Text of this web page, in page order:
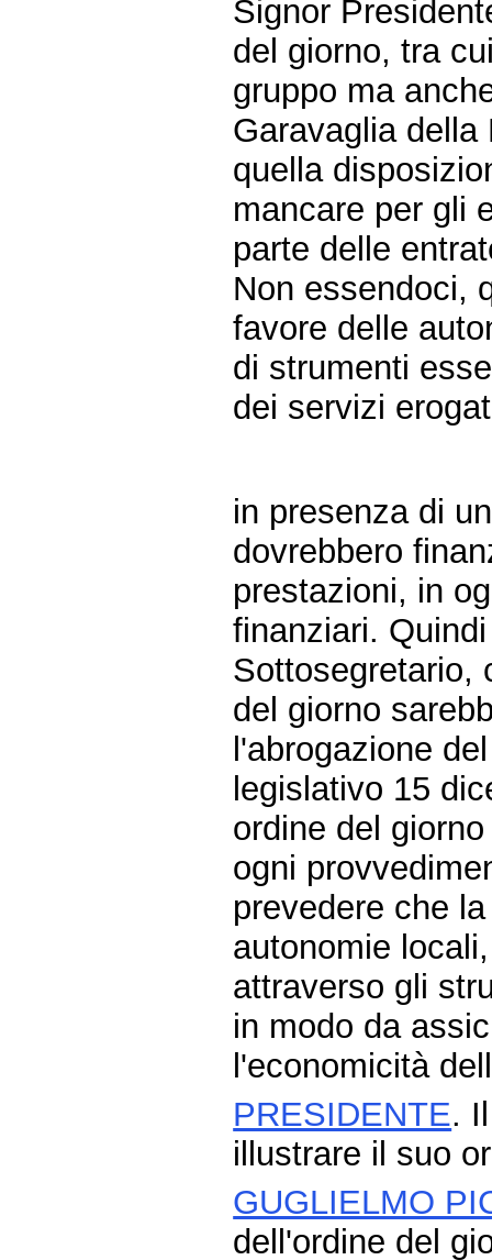
Signor
del giorno, tra
gruppo ma
Garavaglia
quella
mancare per gli
parte delle
Non essendoci,
favore delle
di strumenti
dei servizi
in presenza di
dovrebbero
prestazioni, in
finanziari.
Sottosegretario,
del giorno
l'abrogazione
legislativo 15
ordine del
ogni
prevedere che
autonomie
attraverso gli
in modo da
l'economicità
PRESIDENTE.
illustrare il suo
GUGLIELMO
dell'ordine del